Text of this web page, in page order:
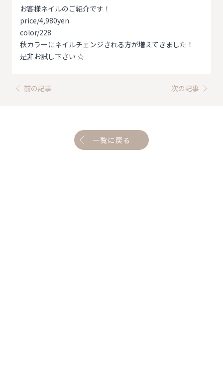
お客様ネイルのご紹介です！
price/4,980yen
color/228
秋カラーにネイルチェンジされる方が増えてきました！
是非お試し下さい ☆
前の記事 次の記事
一覧に戻る